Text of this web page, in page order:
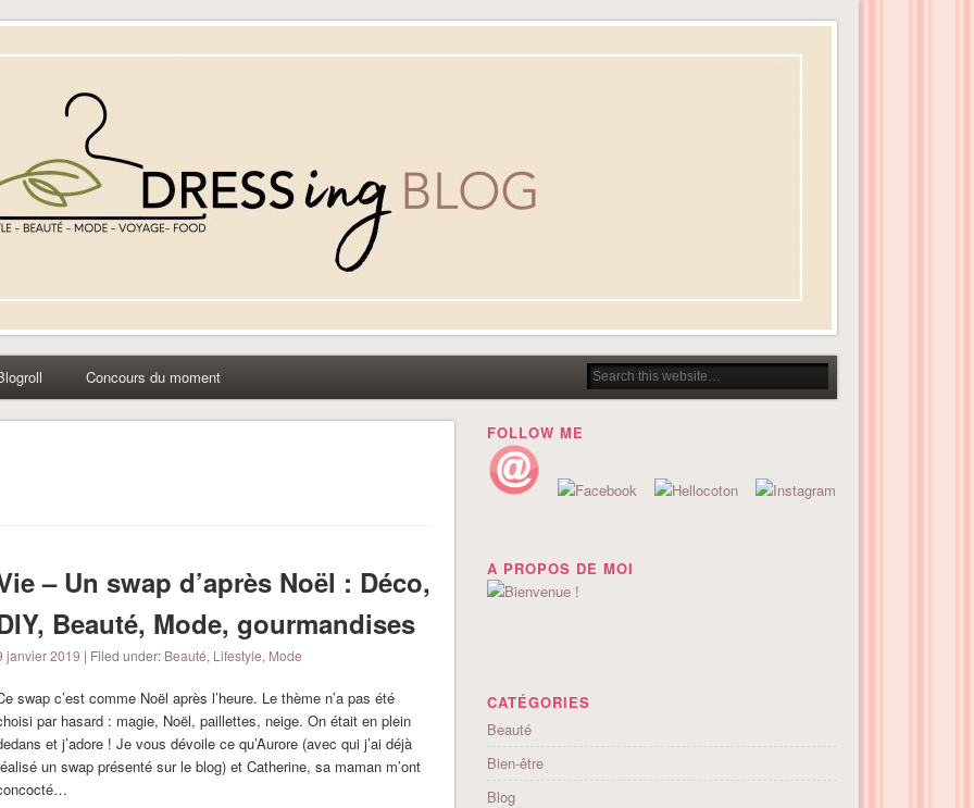
beauté mode à Caen
Concours du moment
– Un swap d’après Noël : Déco,
Beauté, Mode, gourmandises
janvier 2019 | Filed under: Beauté, Lifestyle, Mode
swap c’est comme Noël après l’heure. Le thème n’a pas été
par hasard : magie, Noël, paillettes, neige. On était en plein
et j’adore ! Je vous dévoile ce qu’Aurore (avec qui j’ai déjà
un swap présenté sur le blog) et Catherine, sa maman m’ont
FOLLOW ME
A PROPOS DE MOI
CATÉGORIES
Beauté
Bien-être
Blog